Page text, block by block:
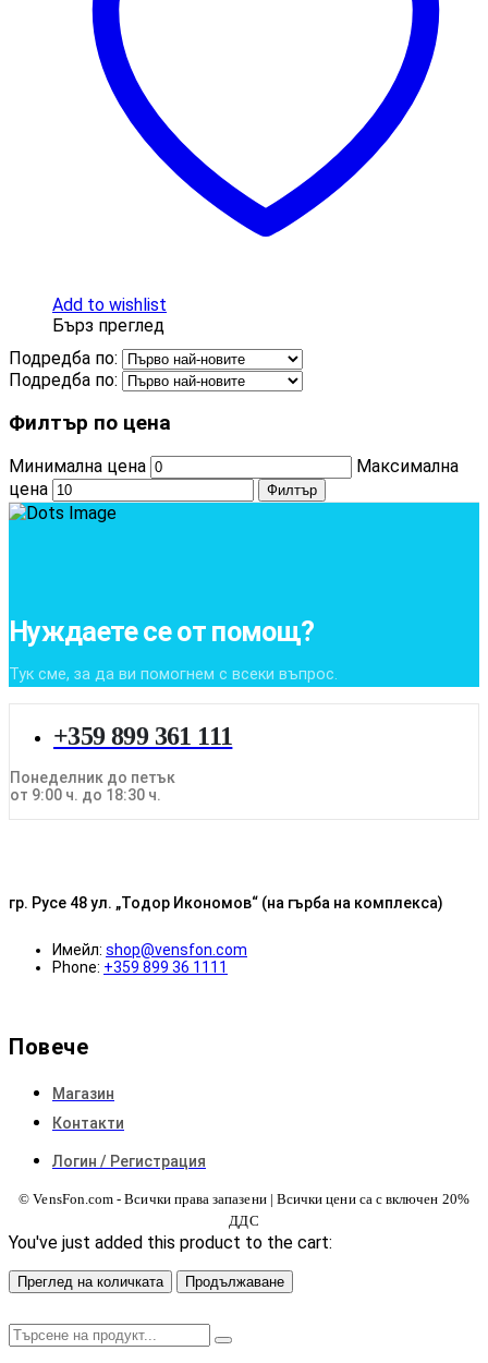
Add to wishlist
Бърз преглед
Подредба по:
Подредба по:
Филтър по цена
Минимална цена
Максимална
цена
Филтър
Нуждаете се от помощ?
Тук сме, за да ви помогнем с всеки въпрос.
+359 899 361 111
Понеделник до петък
от 9:00 ч. до 18:30 ч.
гр. Русе 48 ул. „Тодор Икономов“ (на гърба на комплекса)
Имейл: shop@vensfon.com
Phone: +359 899 36 1111
Повече
Магазин
Контакти
Логин / Регистрация
© VensFon.com - Всички права запазени | Всички цени са с включен 20%
ДДС
You've just added this product to the cart:
Преглед на количката Продължаване